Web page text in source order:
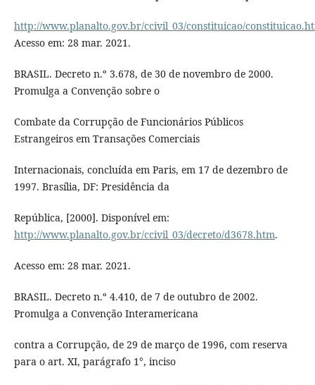
http://www.planalto.gov.br/ccivil_03/constituicao/
Acesso em: 28 mar. 2021.
BRASIL. Decreto n.º 3.678, de 30 de novembro de 2000.
Promulga a Convenção sobre o
Combate da Corrupção de Funcionários Públicos
Estrangeiros em Transações Comerciais
Internacionais, concluída em Paris, em 17 de dezembro de
1997. Brasília, DF: Presidência da
República, [2000]. Disponível em:
http://www.planalto.gov.br/ccivil_03/decreto/d3678.htm.
Acesso em: 28 mar. 2021.
BRASIL. Decreto n.º 4.410, de 7 de outubro de 2002.
Promulga a Convenção Interamericana
contra a Corrupção, de 29 de março de 1996, com reserva
para o art. XI, parágrafo 1°, inciso